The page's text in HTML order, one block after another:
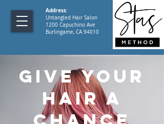
Address:
Untangled Hair Salon
1200 Capuchino Ave
Burlingame, CA 94010
Give Your
Hair a